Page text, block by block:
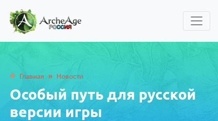
Главная » Новости
Особый путь для русской
версии игры